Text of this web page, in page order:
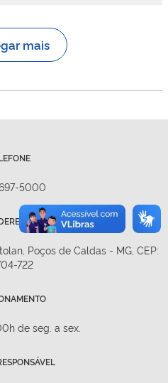
mais
5000
Poços de Caldas - MG, CEP:
722
de seg. a sex.